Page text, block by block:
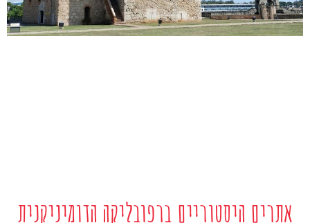
אתרים היסטוריים ברפובליקה הדומיניקנית